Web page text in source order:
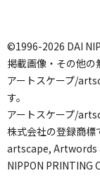
©1996-2026 DAI
掲載画像・その他の
アートスケープ/
す。
アートスケープ/
株式会社の登録商標
artscape,
NIPPON PRINTING